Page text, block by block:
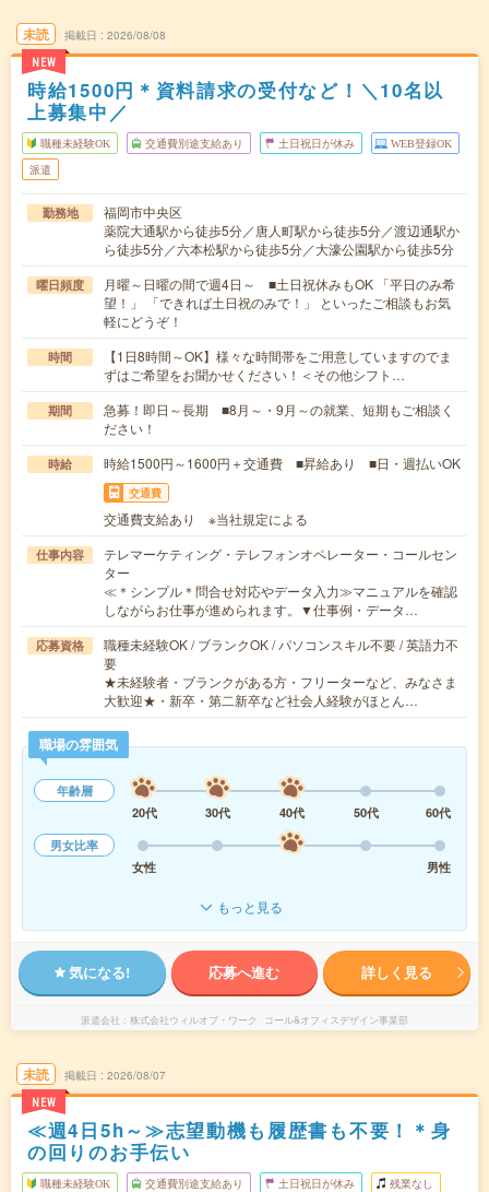
未読
NEW
掲載日 2026/08/08
時給1500円＊資料請求の受付など！＼10名以
上募集中／
職種未経験OK 交通費別途支給あり 土日祝日が休み WEB登録OK
派遣
勤務地
福岡市中央区
薬院大通駅から徒歩5分／唐人町駅から徒歩5分／渡辺通駅か
ら徒歩5分／六本松駅から徒歩5分／大濠公園駅から徒歩5分
曜日頻度
月曜～日曜の間で週4日～ ■土日祝休みもOK 「平日のみ希
望！」 「できれば土日祝のみで！」 といったご相談もお気
軽にどうぞ！
時間
【1日8時間～OK】様々な時間帯をご用意していますのでま
ずはご希望をお聞かせください！＜その他シフト…
期間
急募！即日～長期 ■8月～・9月～の就業、短期もご相談く
ださい！
時給 時給1500円～1600円＋交通費 ■昇給あり ■日・週払いOK
交通費
交通費支給あり ※当社規定による
仕事内容
テレマーケティング・テレフォンオペレーター・コールセン
ター
≪＊シンプル＊問合せ対応やデータ入力≫マニュアルを確認
しながらお仕事が進められます。▼仕事例・データ…
応募資格
職種未経験OK / ブランクOK / パソコンスキル不要 / 英語力不
要
★未経験者・ブランクがある方・フリーターなど、みなさま
大歓迎★・新卒・第二新卒など社会人経験がほとん…
職場の雰囲気
年齢層
20代
30代 40代 50代
60代
男女比率
女性
男性
もっと見る
気になる! 応募へ進む 詳しく見る
派遣会社 株式会社ウィルオブ・ワーク コール&オフィスデザイン事業部
未読
NEW
掲載日 2026/08/07
≪週4日5h～≫志望動機も履歴書も不要！＊身
の回りのお手伝い
職種未経験OK 交通費別途支給あり 土日祝日が休み 残業なし